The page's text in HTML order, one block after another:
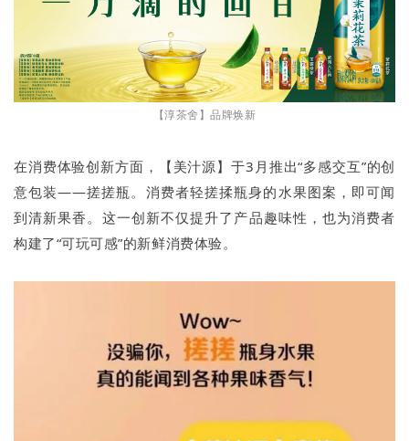
【淳茶舍】品牌焕新
在消费体验创新方面，【美汁源】于3月推出“多感交互”的创
意包装——搓搓瓶。消费者轻搓揉瓶身的水果图案，即可闻
到清新果香。这一创新不仅提升了产品趣味性，也为消费者
构建了“可玩可感”的新鲜消费体验。